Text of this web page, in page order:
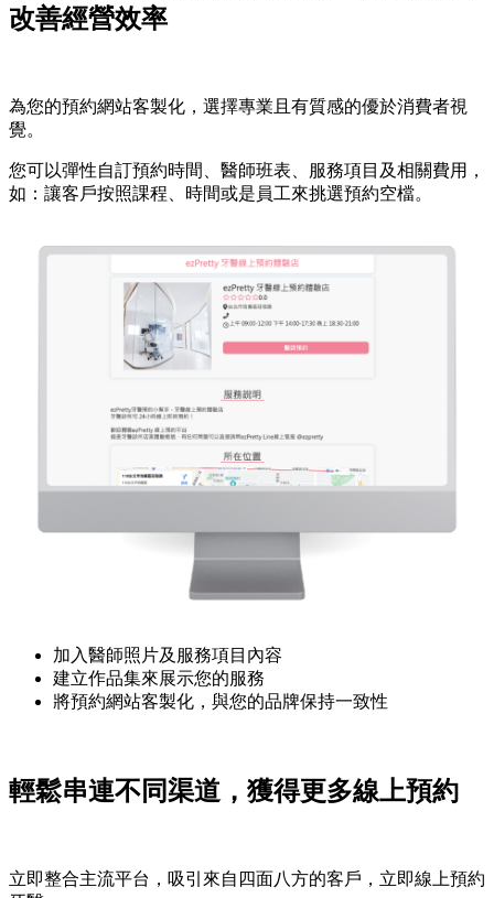
改善經營效率
為您的預約網站客製化，選擇專業且有質感的優於消費者視
覺。
您可以彈性自訂預約時間、醫師班表、服務項目及相關費用，
如：讓客戶按照課程、時間或是員工來挑選預約空檔。
加入醫師照片及服務項目內容
建立作品集來展示您的服務
將預約網站客製化，與您的品牌保持一致性
輕鬆串連不同渠道，獲得更多線上預約
立即整合主流平台，吸引來自四面八方的客戶，立即線上預約